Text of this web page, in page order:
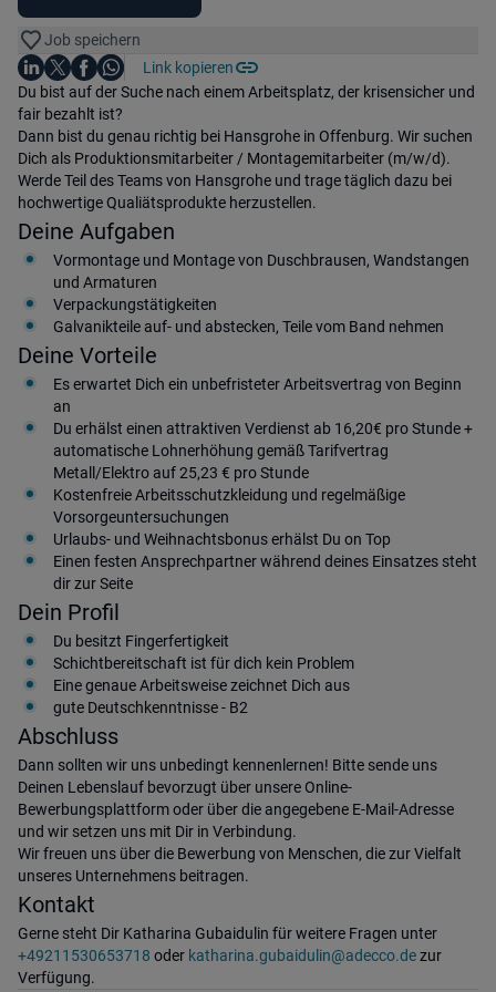
Job speichern
Teile diesen Job
Auf LinkedIn teilen
Auf X teilen
Auf Facebook teilen
Auf WhatsApp teilen
Link kopieren
Einleitung
Du bist auf der Suche nach einem Arbeitsplatz, der krisensicher und
fair bezahlt ist?
Dann bist du genau richtig bei Hansgrohe in Offenburg. Wir suchen
Dich als Produktionsmitarbeiter / Montagemitarbeiter (m/w/d).
Werde Teil des Teams von Hansgrohe und trage täglich dazu bei
hochwertige Qualiätsprodukte herzustellen.
Deine Aufgaben
Vormontage und Montage von Duschbrausen, Wandstangen
und Armaturen
Verpackungstätigkeiten
Galvanikteile auf- und abstecken, Teile vom Band nehmen
Deine Vorteile
Es erwartet Dich ein unbefristeter Arbeitsvertrag von Beginn
an
Du erhälst einen attraktiven Verdienst ab 16,20€ pro Stunde +
automatische Lohnerhöhung gemäß Tarifvertrag
Metall/Elektro auf 25,23 € pro Stunde
Kostenfreie Arbeitsschutzkleidung und regelmäßige
Vorsorgeuntersuchungen
Urlaubs- und Weihnachtsbonus erhälst Du on Top
Einen festen Ansprechpartner während deines Einsatzes steht
dir zur Seite
Dein Profil
Du besitzt Fingerfertigkeit
Schichtbereitschaft ist für dich kein Problem
Eine genaue Arbeitsweise zeichnet Dich aus
gute Deutschkenntnisse - B2
Abschluss
Dann sollten wir uns unbedingt kennenlernen! Bitte sende uns
Deinen Lebenslauf bevorzugt über unsere Online-
Bewerbungsplattform oder über die angegebene E-Mail-Adresse
und wir setzen uns mit Dir in Verbindung.
Wir freuen uns über die Bewerbung von Menschen, die zur Vielfalt
unseres Unternehmens beitragen.
Kontakt
Gerne steht Dir Katharina Gubaidulin für weitere Fragen unter
+49211530653718 oder katharina.gubaidulin@adecco.dezur
Verfügung.